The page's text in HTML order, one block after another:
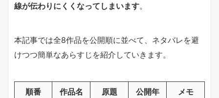
線が伝わりにくくなってしまいます。
本記事では全8作品を公開順に並べて、ネタバレを避
けつつ簡単なあらすじを紹介していきます。
順番 作品名 原題 公開年 メモ